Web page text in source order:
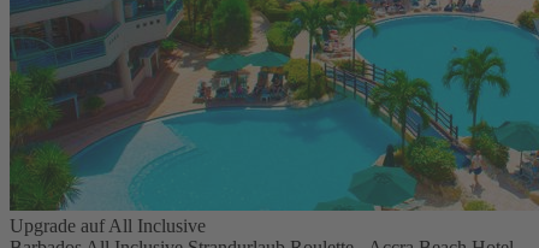
Upgrade auf All Inclusive